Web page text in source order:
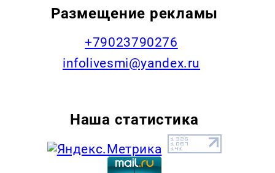
Размещение рекламы
+79023790276
infolivesmi@yandex.ru
Наша статистика